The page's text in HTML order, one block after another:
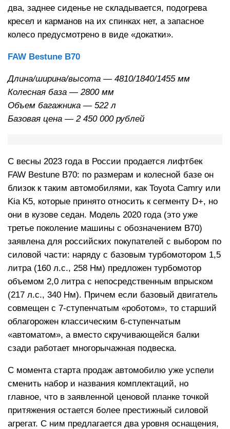
два, заднее сиденье не складывается, подогрева
кресел и карманов на их спинках нет, а запасное
колесо предусмотрено в виде «докатки».
FAW Bestune B70
Длина/ширина/высота — 4810/1840/1455 мм
Колесная база — 2800 мм
Объем багажника — 522 л
Базовая цена — 2 450 000 рублей
С весны 2023 года в России продается лифтбек
FAW Bestune B70: по размерам и колесной базе он
близок к таким автомобилями, как Toyota Camry или
Kia K5, которые принято относить к сегменту D+, но
они в кузове седан. Модель 2020 года (это уже
третье поколение машины с обозначением B70)
заявлена для российских покупателей с выбором по
силовой части: наряду с базовым турбомотором 1,5
литра (160 л.с., 258 Нм) предложен турбомотор
объемом 2,0 литра с непосредственным впрыском
(217 л.с., 340 Нм). Причем если базовый двигатель
совмещен с 7-ступенчатым «роботом», то старший
облагорожен классическим 6-ступенчатым
«автоматом», а вместо скручивающейся балки
сзади работает многорычажная подвеска.
С момента старта продаж автомобилю уже успели
сменить набор и названия комплектаций, но
главное, что в заявленной ценовой планке точкой
притяжения остается более престижный силовой
агрегат. С ним предлагается два уровня оснащения,